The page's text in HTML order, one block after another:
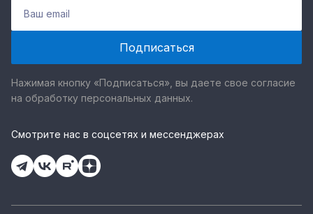
Нажимая кнопку «Подписаться», вы даете свое согласие
на обработку персональных данных.
Смотрите нас в соцсетях и мессенджерах